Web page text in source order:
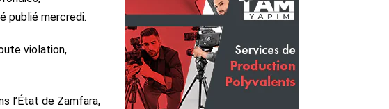
publié mercredi.
violation,
l’État de Zamfara,